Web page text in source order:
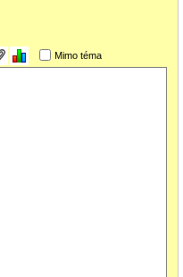
Mimo téma